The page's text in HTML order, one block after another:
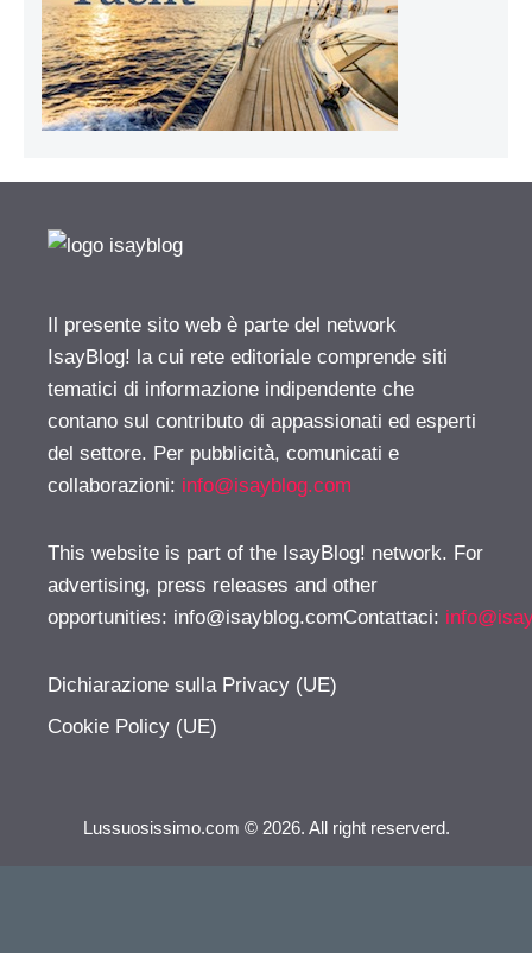
Il presente sito web è parte del network
IsayBlog! la cui rete editoriale comprende siti
tematici di informazione indipendente che
contano sul contributo di appassionati ed esperti
del settore. Per pubblicità, comunicati e
collaborazioni: info@isayblog.com
This website is part of the IsayBlog! network. For
advertising, press releases and other
opportunities: info@isayblog.comContattaci:
Dichiarazione sulla Privacy (UE)
Cookie Policy (UE)
Lussuosissimo.com © 2026. All right reserverd.